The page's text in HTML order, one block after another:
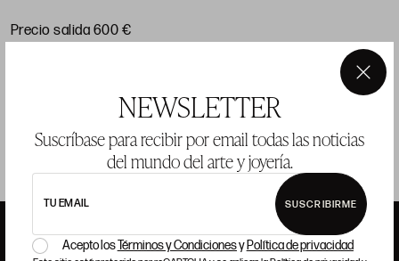
NEWSLETTER
Suscríbase para recibir por email todas las noticias
del mundo del arte y joyería.
TU EMAIL SUSCRIBIRME
Acepto losTérminos y Condicionesy Política de privacidad
×
Precio salida 600 €